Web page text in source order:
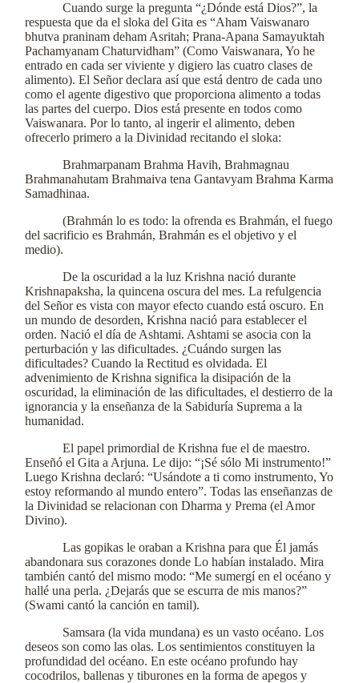
Cuando surge la pregunta “¿Dónde está Dios?”, la
respuesta que da el sloka del Gita es “Aham Vaiswanaro
bhutva praninam deham Asritah; Prana-Apana Samayuktah
Pachamyanam Chaturvidham” (Como Vaiswanara, Yo he
entrado en cada ser viviente y digiero las cuatro clases de
alimento). El Señor declara así que está dentro de cada uno
como el agente digestivo que proporciona alimento a todas
las partes del cuerpo. Dios está presente en todos como
Vaiswanara. Por lo tanto, al ingerir el alimento, deben
ofrecerlo primero a la Divinidad recitando el sloka:
Brahmarpanam Brahma Havih, Brahmagnau
Brahmanahutam Brahmaiva tena Gantavyam Brahma Karma
Samadhinaa.
(Brahmán lo es todo: la ofrenda es Brahmán, el fuego
del sacrificio es Brahmán, Brahmán es el objetivo y el
medio).
De la oscuridad a la luz Krishna nació durante
Krishnapaksha, la quincena oscura del mes. La refulgencia
del Señor es vista con mayor efecto cuando está oscuro. En
un mundo de desorden, Krishna nació para establecer el
orden. Nació el día de Ashtami. Ashtami se asocia con la
perturbación y las dificultades. ¿Cuándo surgen las
dificultades? Cuando la Rectitud es olvidada. El
advenimiento de Krishna significa la disipación de la
oscuridad, la eliminación de las dificultades, el destierro de la
ignorancia y la enseñanza de la Sabiduría Suprema a la
humanidad.
El papel primordial de Krishna fue el de maestro.
Enseñó el Gita a Arjuna. Le dijo: “¡Sé sólo Mi instrumento!”
Luego Krishna declaró: “Usándote a ti como instrumento, Yo
estoy reformando al mundo entero”. Todas las enseñanzas de
la Divinidad se relacionan con Dharma y Prema (el Amor
Divino).
Las gopikas le oraban a Krishna para que Él jamás
abandonara sus corazones donde Lo habían instalado. Mira
también cantó del mismo modo: “Me sumergí en el océano y
hallé una perla. ¿Dejarás que se escurra de mis manos?”
(Swami cantó la canción en tamil).
Samsara (la vida mundana) es un vasto océano. Los
deseos son como las olas. Los sentimientos constituyen la
profundidad del océano. En este océano profundo hay
cocodrilos, ballenas y tiburones en la forma de apegos y